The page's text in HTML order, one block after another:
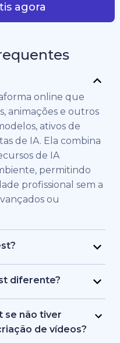
agora
online que
animações e outros
ativos de
de IA. Ela combina
de IA
permitindo
profissional sem a
ou
indivíduos e
de alta
e criadores
vídeos de
diferente?
modelos de IA
única plataforma. Os
exportar vídeos de
se não tiver
de vídeos?